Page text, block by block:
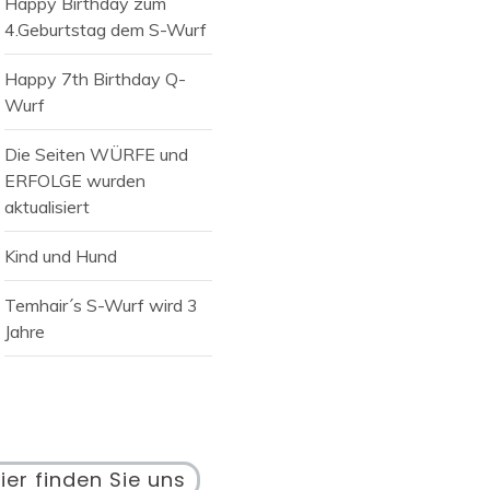
4.Geburtstag dem S-Wurf
Happy 7th Birthday Q-
Wurf
Die Seiten WÜRFE und
ERFOLGE wurden
aktualisiert
Kind und Hund
Temhair´s S-Wurf wird 3
Jahre
finden Sie uns